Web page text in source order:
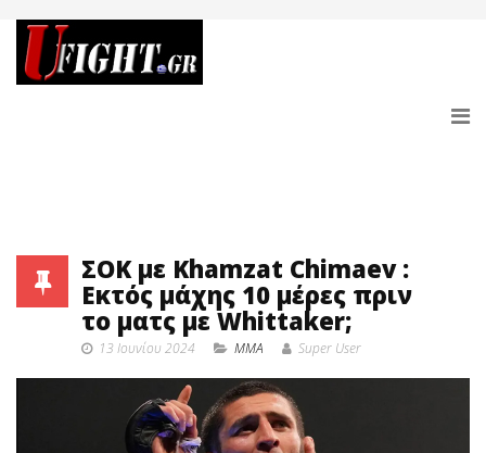
ΣΟΚ με Khamzat Chimaev :
Eκτός μάχης 10 μέρες πριν
το ματς με Whittaker;
13 Ιουνίου 2024 MMA Super User